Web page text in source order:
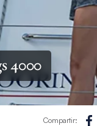
4000
Compartir: